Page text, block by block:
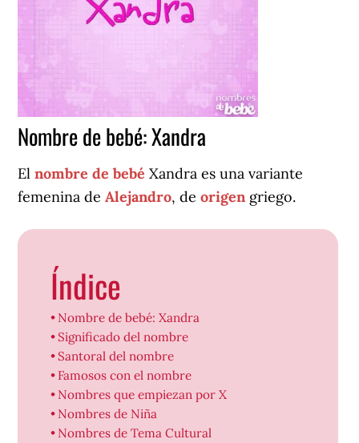
Nombre de bebé: Xandra
Elnombre de bebé Xandra es una variante
femenina deAlejandro, deorigen griego.
Índice
Nombre de bebé: Xandra
Significado del nombre
Santoral del nombre
Famosos con el nombre
Nombres que empiezan por X
Nombres de Niña
Nombres de Tema Cultural